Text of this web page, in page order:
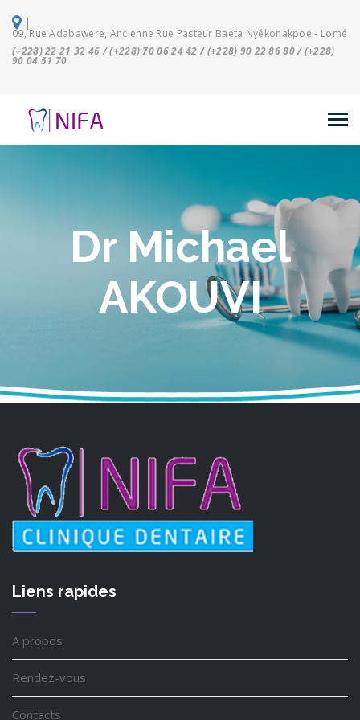
|
09, Rue Adabawere, Ancienne Rue Pasteur Baeta Nyékonakpoé - Lomé
(+228) 22 21 32 46 / (+228) 70 06 24 42 / (+228) 90 22 86 80 / (+228)
90 04 51 70
Dr Michael
AKOUVI
Liens rapides
A propos
Rendez-vous
Contacts